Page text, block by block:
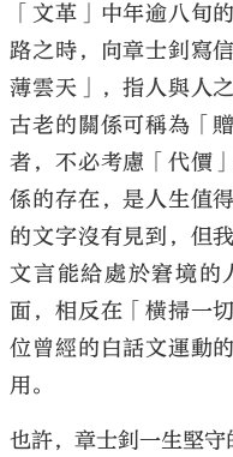
「文革」中年逾八旬
路之時，向章士釗寫
薄雲天」，指人與人
古老的關係可稱為「
者，不必考慮「代價
係的存在，是人生值
的文字沒有見到，但
文言能給處於窘境的
面，相反在「橫掃一
位曾經的白話文運動
用。
也許，章士釗一生堅守